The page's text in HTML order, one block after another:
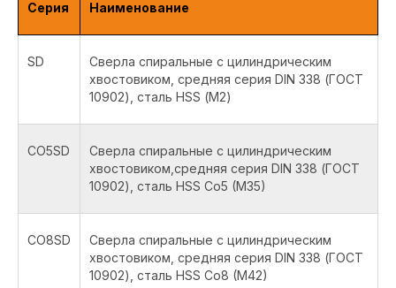
Серия Наименование
SD
Сверла спиральные с цилиндрическим
хвостовиком, средняя серия DIN 338 (ГОСТ
10902), сталь HSS (М2)
CO5SD
Сверла спиральные с цилиндрическим
хвостовиком,средняя серия DIN 338 (ГОСТ
10902), сталь HSS Co5 (M35)
CO8SD
Сверла спиральные с цилиндрическим
хвостовиком, средняя серия DIN 338 (ГОСТ
10902), сталь HSS Co8 (M42)